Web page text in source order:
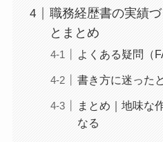
職務経歴書の実績
とまとめ
よくある疑問（
書き方に迷った
まとめ｜地味な
なる